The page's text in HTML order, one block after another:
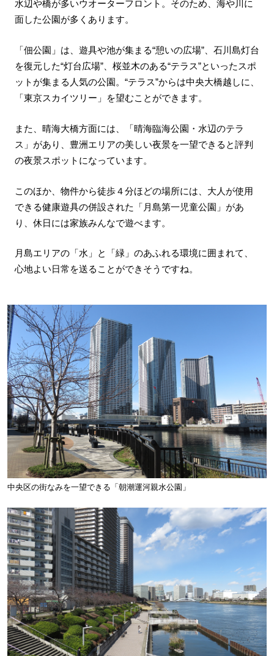
水辺や橋が多いウオーターフロント。そのため、海や川に
面した公園が多くあります。
「佃公園」は、遊具や池が集まる“憩いの広場”、石川島灯台
を復元した“灯台広場”、桜並木のある“テラス”といったスポ
ットが集まる人気の公園。“テラス”からは中央大橋越しに、
「東京スカイツリー」を望むことができます。
また、晴海大橋方面には、「晴海臨海公園・水辺のテラ
ス」があり、豊洲エリアの美しい夜景を一望できると評判
の夜景スポットになっています。
このほか、物件から徒歩４分ほどの場所には、大人が使用
できる健康遊具の併設された「月島第一児童公園」があ
り、休日には家族みんなで遊べます。
月島エリアの「水」と「緑」のあふれる環境に囲まれて、
心地よい日常を送ることができそうですね。
中央区の街なみを一望できる「朝潮運河親水公園」